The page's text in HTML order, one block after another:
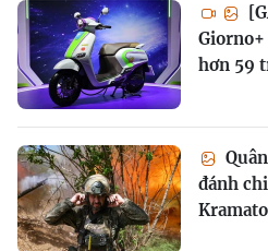
hơn 59
đánh